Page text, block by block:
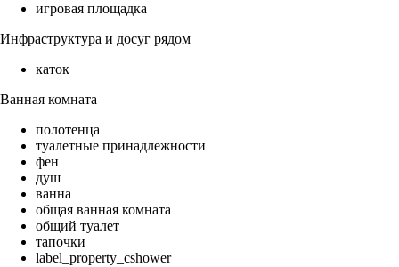
игровая площадка
Инфраструктура и досуг рядом
каток
Ванная комната
полотенца
туалетные принадлежности
фен
душ
ванна
общая ванная комната
общий туалет
тапочки
label_property_cshower